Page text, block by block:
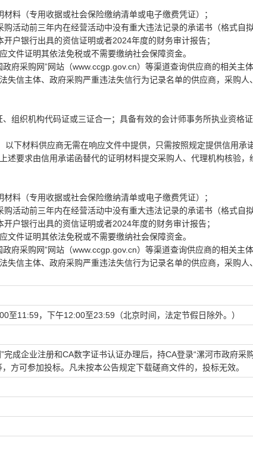
料（专用收据或社会保险缴纳清单或电子缴费凭证）；
活动前三年内在经营活动中没有重大违法记录的承诺书（格式自
户银行出具的资信证明或者2024年度的财务审计报告；
件证明其依法免税或不需要缴纳社会保障资金。
政府采购网”网站（www.ccgp.gov.cn）等渠道查询供应商的相关主
失信主体、政府采购严重违法失信行为记录名单的供应商，采购人
组织机构代码证或三证合一；具备有效的会计师事务所执业资格
下材料供应商无需在响应文件中提供，只需按照规定提供信用承
述要求由信用承诺函替代的证明材料提交采购人、代理机构核验，
料（专用收据或社会保险缴纳清单或电子缴费凭证）；
活动前三年内在经营活动中没有重大违法记录的承诺书（格式自
户银行出具的资信证明或者2024年度的财务审计报告；
件证明其依法免税或不需要缴纳社会保障资金。
政府采购网”网站（www.ccgp.gov.cn）等渠道查询供应商的相关主
失信主体、政府采购严重违法失信行为记录名单的供应商，采购人
11:59，下午12:00至23:59（北京时间，法定节假日除外。）
成企业注册和CA数字证书认证办理后，持CA登录“漯河市政府采
方可参加投标。凡未按本公告规定下载磋商文件的，投标无效。